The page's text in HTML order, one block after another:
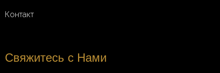
Контакт
Свяжитесь с Нами